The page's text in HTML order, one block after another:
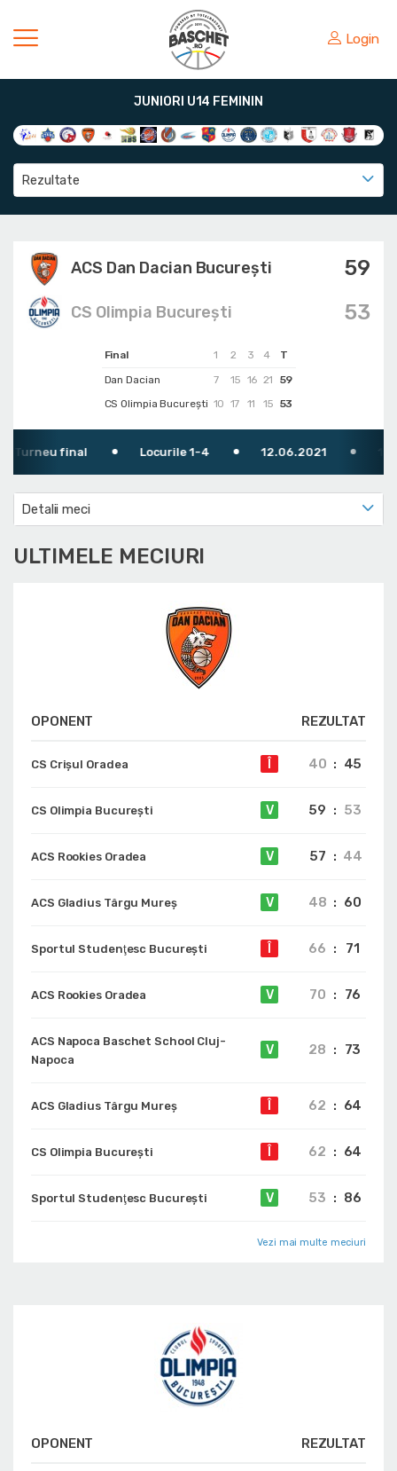
Login
JUNIORI U14 FEMININ
Rezultate
ACS Dan Dacian București 59
Final 1 2 3 4
T
Dan Dacian
7 15 16 21
59
CS Olimpia București 10 17 11 15 53
53
CS Olimpia București
final Locurile 1-4 12.06.2021
Detalii meci
ULTIMELE MECIURI
OPONENT REZULTAT
CS Crișul Oradea 40 : 45
CS Olimpia București V 59 : 53
ACS Rookies Oradea V 57 : 44
ACS Gladius Târgu Mureș V 48 : 60
Sportul Studenţesc Bucureşti 66 : 71
ACS Rookies Oradea V 70 : 76
ACS Napoca Baschet School Cluj-
Napoca
V 28 : 73
ACS Gladius Târgu Mureș 62 : 64
CS Olimpia București 62 : 64
Sportul Studenţesc Bucureşti V 53 : 86
Vezi mai multe meciuri
OPONENT REZULTAT